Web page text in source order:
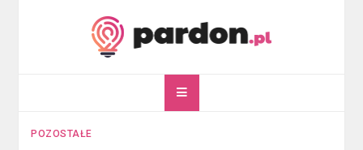
pardon.pl
POZOSTAŁE